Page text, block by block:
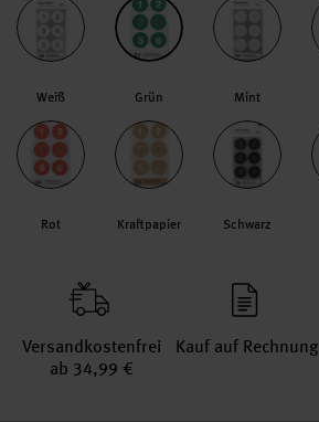
Weiß Grün Mint
Rot Kraftpapier Schwarz
Versand­kosten­frei
ab 34,99 €
Kauf auf Rechnung